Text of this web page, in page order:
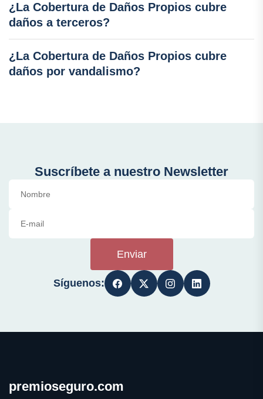
¿La Cobertura de Daños Propios cubre
daños a terceros?
¿La Cobertura de Daños Propios cubre
daños por vandalismo?
Suscríbete a nuestro Newsletter
Enviar
Síguenos:
premioseguro.com